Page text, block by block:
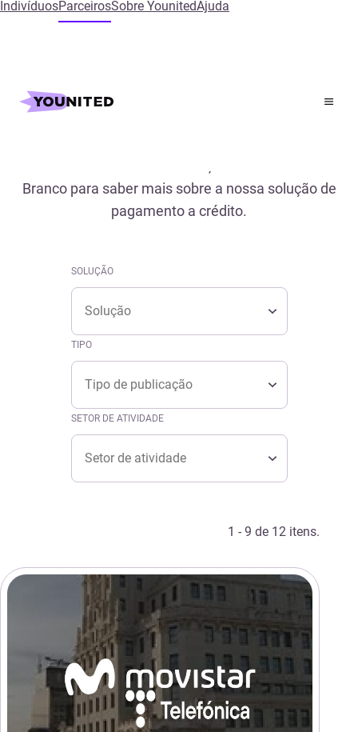
IndivíduosParceirosSobre YounitedAjuda
Inicial
Branco para saber mais sobre a nossa solução de
pagamento a crédito.
SOLUÇÃO
Solução
Solução
TIPO
Tipo
Tipo
SETOR DE ATIVIDADE
Setor de atividade
Setor de atividade
1 - 9 de 12 itens.